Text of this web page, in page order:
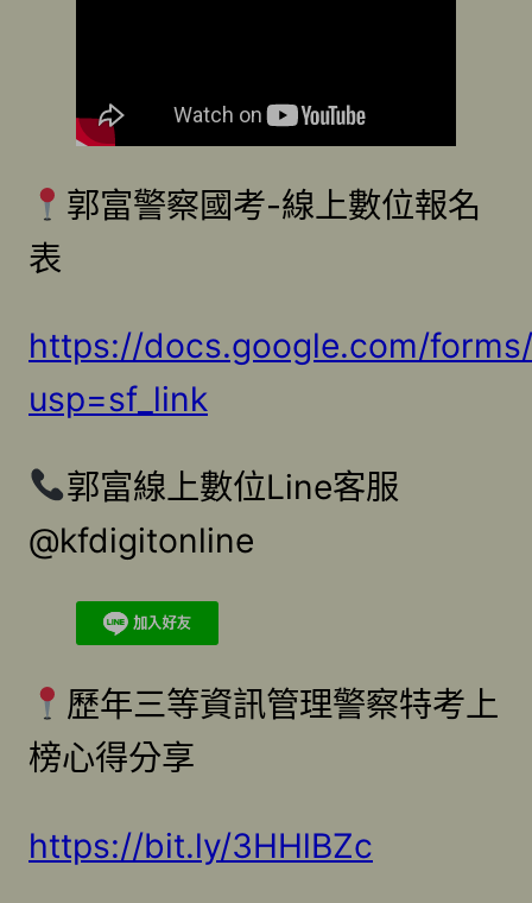
郭富警察國考-線上數位報名
表
https://docs.google.com/forms/
usp=sf_link
郭富線上數位Line客服
@kfdigitonline
歷年三等資訊管理警察特考上
榜心得分享
https://bit.ly/3HHlBZc